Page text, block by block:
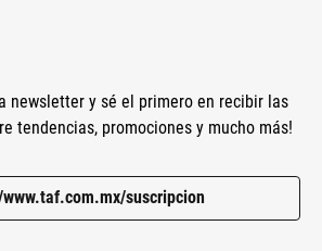
newsletter y sé el primero en recibir las
tendencias, promociones y mucho más!
suscripcion